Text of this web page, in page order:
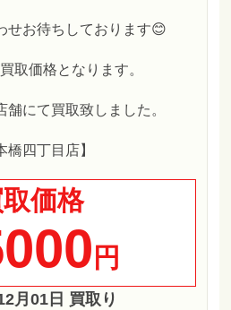
せお待ちしております😊
取価格となります。
にて買取致しました。
橋四丁目店】
価格
円
月01日 買取り